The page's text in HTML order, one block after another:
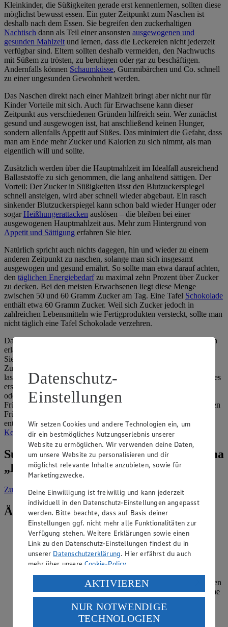
Kleinkinder, die Süßigkeiten gerade erst kennenlernen, sollten diese
möglichst bewusst essen. Ein guter Zeitpunkt zum Naschen ist
deshalb nach dem Essen. Sie begreifen den zuckerhaltigen
Nachtisch dann als Teil einer ansonsten ausgewogenen und
gesunden Mahlzeitund lernen, dass die Leckereien nicht jederzeit
verfügbar sind. Eltern sollten deshalb vermeiden, den Nachwuchs
mit Süßem zu trösten, zu beruhigen oder gar zu beschäftigen.
Andernfalls können Schaumküsse, Gummibärchen und Co. schnell
zu einer ungesunden Gewohnheit werden.
Das Naschen direkt nach einer Mahlzeit bringt aber nicht nur für
Kinder Vorteile mit sich. Auch für Erwachsene kann dieser
Zeitpunkt aus verschiedenen Gründen hilfreich sein. Wer zunächst
gesund und ausgewogen isst, hat anschließend keinen Hunger,
sondern allenfalls Appetit auf Süßes. Das minimiert die Gefahr, dass
man am Ende mehr Zucker und Kalorien zu sich nimmt, als man
eigentlich will und sollte.
Zusätzlich werden über die Hauptmahlzeit im Idealfall ausreichend
Ballaststoffe zu sich genommen, die lang anhaltend sättigen. Der
Vorteil: Der Zucker in Süßigkeiten lässt den Blutzuckerspiegel
schnell ansteigen, wird aber schnell wieder abgebaut. Ein rasch
sinkender Blutzuckerspiegel kann schon bald wieder Hunger oder
sogar Heißhungerattacken auslösen – die bleiben bei einer
ausgewogenen Hauptmahlzeit aus. Mehr zum Hintergrund von
Appetit und Sättigung erfahren Sie hier.
Natürlich spricht auch nichts dagegen, hin und wieder zu einem
anderen Zeitpunkt zu naschen, solange man sich insgesamt
ausgewogen und gesund ernährt. So sollte man etwa darauf achten,
den täglichen Energiebedarfzu maximal zehn Prozent über Zucker
zu decken. Bei den meisten Erwachsenen liegt diese Menge
zwischen 50 und 60 Gramm Zucker am Tag. Eine Tafel Schokolade
enthält etwa 60 Gramm Zucker. Weil sich Zucker jedoch in
zahlreichen Lebensmitteln wie Fertigprodukten versteckt, sollte man
nicht täglich eine Tafel Schokolade verzehren.
Damit Sie sich trotzdem den einen oder anderen kleinen Nachtisch
erlauben können, ohne Ihren Zuckerbedarf zu übersteigen, sollten
Sie bei Ihren Haupt- und Zwischenmahlzeiten auf versteckten
Zucker achten. Süße Getränke wie Limonaden oder Fruchtsäfte
lassen sich beispielsweise durch Wasser oder ungesüßte Früchtetees
ersetzen, den Zucker im Tee oder Kaffee können Sie reduzieren
oder weglassen. Streichen Sie Marmelade nur dünn aufs
Frühstücksbrot und bereiten Sie Müsli am besten selbst aus frischen
Früchten und Haferflocken zu. Auch fertige Soßen und Dips
enthalten viel Zucker, gesünder ist es, wenn Sie zum Beispiel
Ketchup selber machen.
Suche weitere Tipps & Tricks zum Thema
„Knabbern & Naschen“
Zur Suchevorgefiltert nach Kategorie: Knabbern & Naschen
Ähnliche Inhalte
Kann Diabetes durch zu viele Süßigkeiten
ausgelöst werden?
Kategorie:Knabbern & Naschen
Der übermäßige Verzehr von Süßigkeiten gehört nicht zu den
direkten Auslösern von Diabetes. Diese verbreitete Annahme
Zuckerkrankheit bekannt ist. Zu unterscheiden ist hierbei
jedoch zwischen dem Typ-…
Datenschutz-
Einstellungen
Wir setzen Cookies und andere Technologien ein, um
dir ein bestmögliches Nutzungserlebnis unserer
Website zu ermöglichen. Wir verwenden deine Daten,
um unsere Website zu personalisieren und dir
möglichst relevante Inhalte anzubieten, sowie für
Marketingzwecke.
Deine Einwilligung ist freiwillig und kann jederzeit
individuell in den Datenschutz-Einstellungen angepasst
werden. Bitte beachte, dass auf Basis deiner
Einstellungen ggf. nicht mehr alle Funktionalitäten zur
Verfügung stehen. Weitere Erklärungen sowie einen
Link zu den Datenschutz-Einstellungen findest du in
unserer Datenschutzerklärung. Hier erfährst du auch
mehr über unsereCookie-Policy.
Verarbeitung deiner personenbezogenen Daten in den
USA durch Facebook und YouTube:
Wenn du auf „Aktivieren“ klickst, willigst du im Sinne
des Art. 49 Abs. 1 Satz 1 lit. a) DSGVO ein, dass deine
AKTIVIEREN
NUR NOTWENDIGE
TECHNOLOGIEN